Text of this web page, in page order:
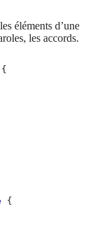
éléments d’une
les accords.
{
{